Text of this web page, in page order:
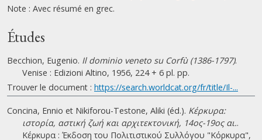
Note : Avec résumé en grec.
Études
Becchion, Eugenio. Il dominio veneto su Corfù (1386-1797).
Venise : Edizioni Altino, 1956, 224 + 6 pl. pp.
Trouver le document : https://search.worldcat.org/fr/title/Il-...
Concina, Ennio et Nikiforou-Testone, Aliki (éd.). Κέρκυρα:
ιστορία, αστική ζωή και αρχιτεκτονική, 14ος-19ος αι..
Κέρκυρα : Έκδοση του Πολιτιστικού Συλλόγου "Κόρκυρα",